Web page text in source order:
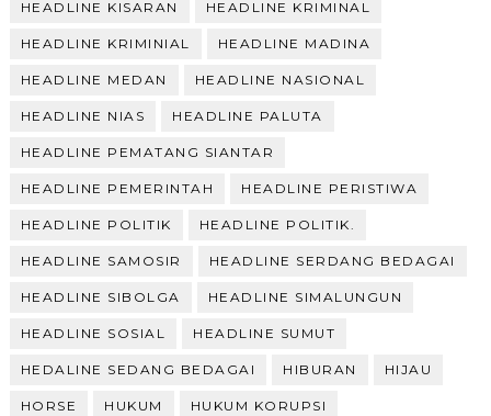
HEADLINE KISARAN HEADLINE KRIMINAL
HEADLINE KRIMINIAL HEADLINE MADINA
HEADLINE MEDAN HEADLINE NASIONAL
HEADLINE NIAS HEADLINE PALUTA
HEADLINE PEMATANG SIANTAR
HEADLINE PEMERINTAH HEADLINE PERISTIWA
HEADLINE POLITIK HEADLINE POLITIK.
HEADLINE SAMOSIR HEADLINE SERDANG BEDAGAI
HEADLINE SIBOLGA HEADLINE SIMALUNGUN
HEADLINE SOSIAL HEADLINE SUMUT
HEDALINE SEDANG BEDAGAI HIBURAN HIJAU
HORSE HUKUM HUKUM KORUPSI